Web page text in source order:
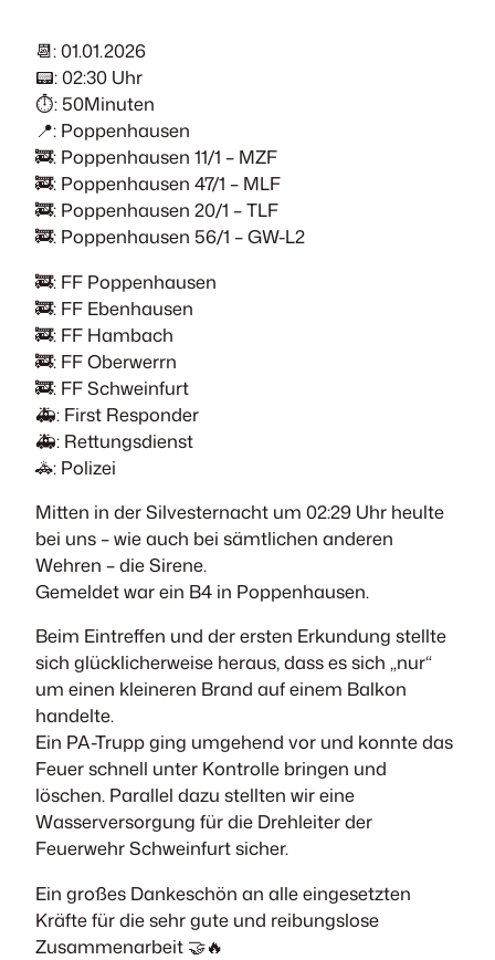
📆: 01.01.2026
📟: 02:30 Uhr
⏱️: 50Minuten
📍: Poppenhausen
🚒: Poppenhausen 11/1 – MZF
🚒: Poppenhausen 47/1 – MLF
🚒: Poppenhausen 20/1 – TLF
🚒: Poppenhausen 56/1 – GW-L2
🚒: FF Poppenhausen
🚒: FF Ebenhausen
🚒: FF Hambach
🚒: FF Oberwerrn
🚒: FF Schweinfurt
🚑: First Responder
🚑: Rettungsdienst
🚓: Polizei
Mitten in der Silvesternacht um 02:29 Uhr heulte
bei uns – wie auch bei sämtlichen anderen
Wehren – die Sirene.
Gemeldet war ein B4 in Poppenhausen.
Beim Eintreffen und der ersten Erkundung stellte
sich glücklicherweise heraus, dass es sich „nur“
um einen kleineren Brand auf einem Balkon
handelte.
Ein PA-Trupp ging umgehend vor und konnte das
Feuer schnell unter Kontrolle bringen und
löschen. Parallel dazu stellten wir eine
Wasserversorgung für die Drehleiter der
Feuerwehr Schweinfurt sicher.
Ein großes Dankeschön an alle eingesetzten
Kräfte für die sehr gute und reibungslose
Zusammenarbeit 🤝🔥